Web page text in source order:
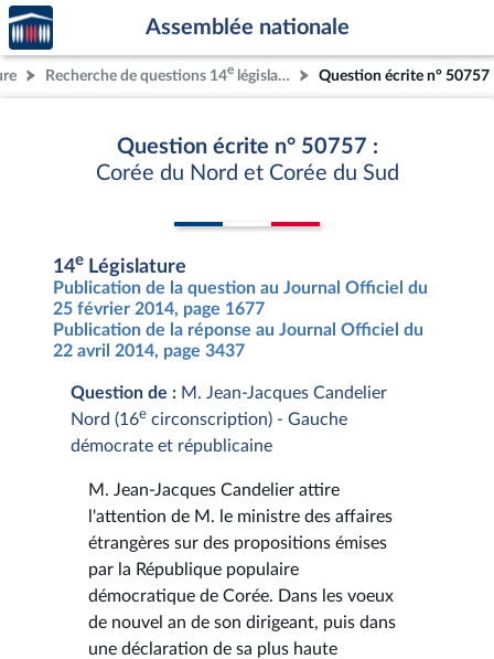
Aller au contenu
Aller en bas de la page
Accèder
à la
page
d'accueil
Assemblée nationale
Recherche de questions 14e législature Question écrite n° 50757
Question écrite n° 50757 :
Corée du Nord et Corée du Sud
14e Législature
Publication de la question au Journal Officiel du
25 février 2014, page 1677
Publication de la réponse au Journal Officiel du
22 avril 2014, page 3437
Question de : M. Jean-Jacques Candelier
Nord (16e circonscription) - Gauche
démocrate et républicaine
M. Jean-Jacques Candelier attire
l'attention de M. le ministre des affaires
étrangères sur des propositions émises
par la République populaire
démocratique de Corée. Dans les voeux
de nouvel an de son dirigeant, puis dans
une déclaration de sa plus haute